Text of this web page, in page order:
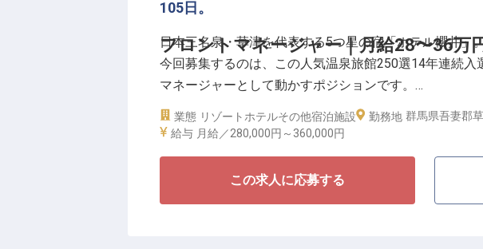
120日の体制により、理想的なワークライフバランスを
の提案まで、様々な業務に携わりながら成長し、昇給・
あなただけの新しい物語を始めましょう。
フロントマネージャー｜月給28〜36万
105日。
日本三名泉・草津を代表する5つ星の宿「ホテル櫻井」
今回募集するのは、この人気温泉旅館250選14年連続入
マネージャーとして動かすポジションです。
フロントマネージャーは、ホテルの第一印象を決めると
「芯からのくつろぎ」をスタッフ全員で実現します。
業態 リゾートホテルその他宿泊施設 勤務地 群馬県吾妻郡
給与 月給／280,000円～ 360,000円
この求人に応募する